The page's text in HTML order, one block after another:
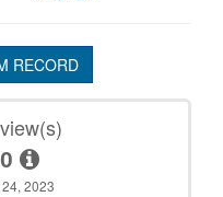
RECORD
2023